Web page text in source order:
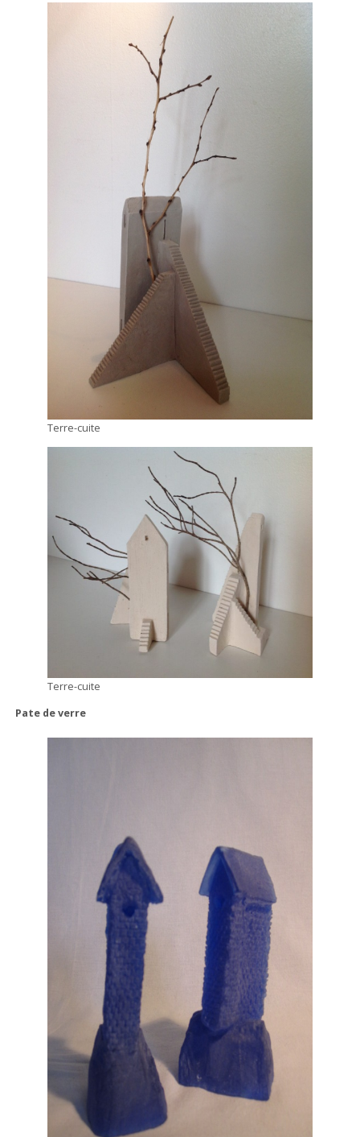
Terre-cuite
Terre-cuite
Pate de verre